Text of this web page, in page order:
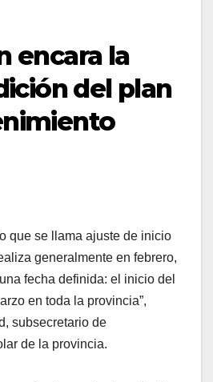
encara la
del plan
que se llama ajuste de inicio
generalmente en febrero,
fecha definida: el inicio del
en toda la provincia”,
subsecretario de
de la provincia.